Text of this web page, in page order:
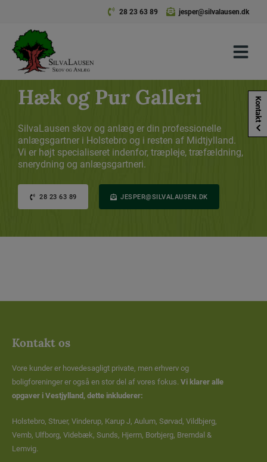
indholdet
28 23 63 89 jesper@silvalausen.dk
Hæk og Pur Galleri
SilvaLausen skov og anlæg er din professionelle
anlægsgartner i Holstebro og i resten af Midtjylland.
Vi er højt specialiseret indenfor, træpleje, træfældning,
snerydning og anlægsgartneri.
28 23 63 89 JESPER@SILVALAUSEN.DK
Kontakt
Kontakt os
Vore kunder er hovedesagligt private, men erhverv og
boligforeninger er også en stor del af vores fokus.Vi klarer alle
opgaver i Vestjylland, dette inkluderer:
Holstebro, Struer, Vinderup, Karup J, Aulum, Sørvad, Vildbjerg,
Vemb, Ulfborg, Videbæk, Sunds, Hjerm, Borbjerg, Bremdal &
Lemvig.